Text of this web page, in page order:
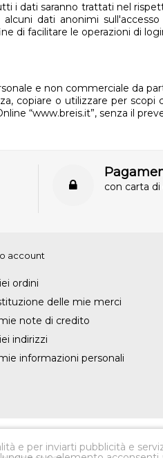
i dati saranno trattati nel
dati anonimi
di facilitare le operazioni di
e non commerciale
copiare o utilizzare per
“www.breis.it”, senza il
con carta
account
ordini
delle mie merci
note di credito
indirizzi
informazioni personali
e per inviarti pubblicità e